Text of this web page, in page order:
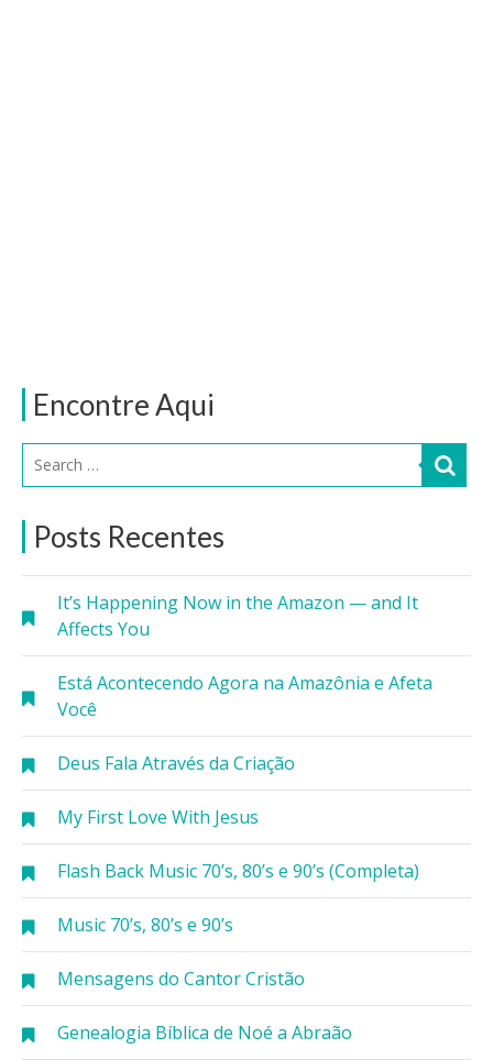
Encontre Aqui
Posts Recentes
It’s Happening Now in the Amazon — and It
Affects You
Está Acontecendo Agora na Amazônia e Afeta
Você
Deus Fala Através da Criação
My First Love With Jesus
Flash Back Music 70’s, 80’s e 90’s (Completa)
Music 70’s, 80’s e 90’s
Mensagens do Cantor Cristão
Genealogia Bíblica de Noé a Abraão